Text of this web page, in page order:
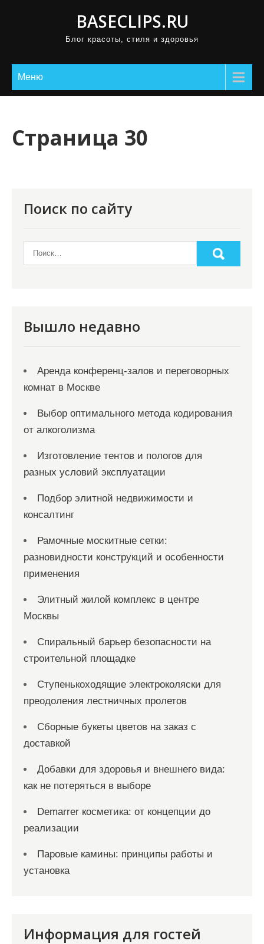
BASECLIPS.RU
Блог красоты, стиля и здоровья
Меню
Страница 30
Поиск по сайту
Вышло недавно
Аренда конференц-залов и переговорных
комнат в Москве
Выбор оптимального метода кодирования
от алкоголизма
Изготовление тентов и пологов для
разных условий эксплуатации
Подбор элитной недвижимости и
консалтинг
Рамочные москитные сетки:
разновидности конструкций и особенности
применения
Элитный жилой комплекс в центре
Москвы
Спиральный барьер безопасности на
строительной площадке
Ступенькоходящие электроколяски для
преодоления лестничных пролетов
Сборные букеты цветов на заказ с
доставкой
Добавки для здоровья и внешнего вида:
как не потеряться в выборе
Demarrer косметика: от концепции до
реализации
Паровые камины: принципы работы и
установка
Информация для гостей